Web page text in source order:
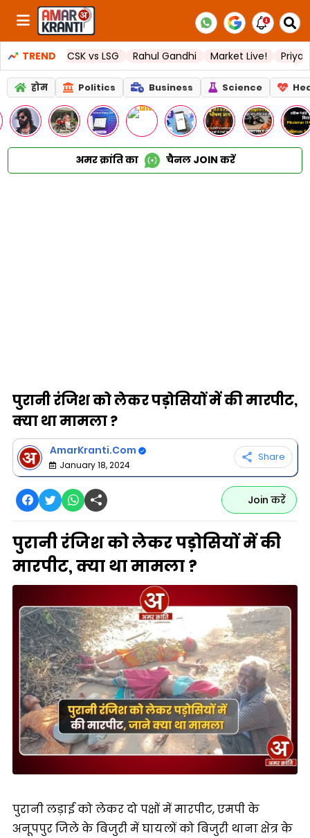
TREND
CSK vs LSG Rahul Gandhi Market Live! Priyanka
होम Politics Business Science
अमर क्रांति का चैनल JOIN करें
पुरानी रंजिश को लेकर पड़ोसियों में की मारपीट,
क्या था मामला ?
AmarKranti.Com
January 18, 2024
Share
Join करें
पुरानी रंजिश को लेकर पड़ोसियों में की
मारपीट, क्या था मामला ?
पुरानी लड़ाई को लेकर दो पक्षों में मारपीट, एमपी के
अनूपपुर जिले के बिजुरी में घायलों को बिजुरी थाना क्षेत्र के